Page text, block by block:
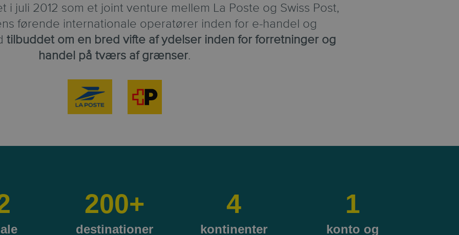
i juli 2012 som et joint venture mellem La Poste og Swiss Post,
førende internationale operatører inden for e-handel og
tilbuddet om en bred vifte af ydelser inden for forretninger og
handel på tværs af grænser.
200+
destinationer
4
kontinenter
1
konto og